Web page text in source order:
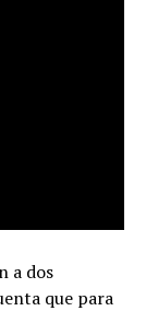
a dos
que para